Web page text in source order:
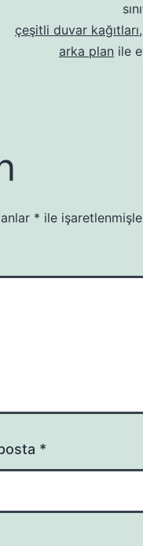
çeşitli duvar kağıtları
arka plan ile
* ile
*